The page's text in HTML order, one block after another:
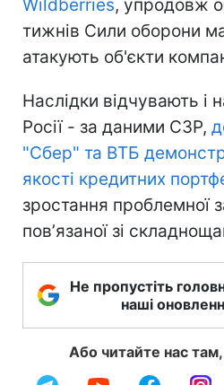
Wildberries, упродовж
тижнів Сили оборони
атакують об'єкти
Наслідки відчувають і
Росії - за даними СЗР,
"Сбер" та ВТБ
якості кредитних
зростання проблемної
повʼязаної зі
Не пропустіть
наші
Або читайте нас